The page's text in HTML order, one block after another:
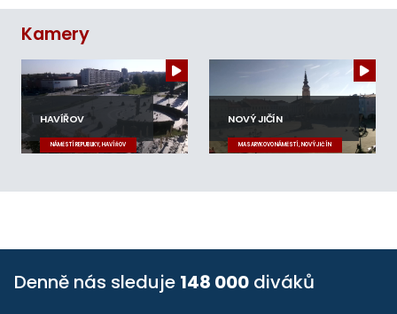
Kamery
HAVÍŘOV
NÁMĚSTÍ REPUBLIKY, HAVÍŘOV
NOVÝ JIČÍN
MASARYKOVO NÁMĚSTÍ, NOVÝ JIČÍN
Denně nás sleduje 148 000 diváků